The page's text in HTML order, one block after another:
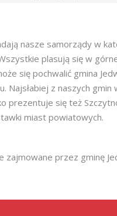
nasze samorządy w
plasują się w
się pochwalić gmina
Najsłabiej z naszych gmin
prezentuje się też
miast powiatowych.
zajmowane przez gminę